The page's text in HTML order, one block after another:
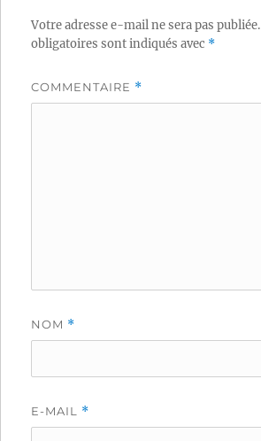
Votre adresse e-mail ne sera pas publiée.
obligatoires sont indiqués avec *
COMMENTAIRE *
NOM *
E-MAIL *